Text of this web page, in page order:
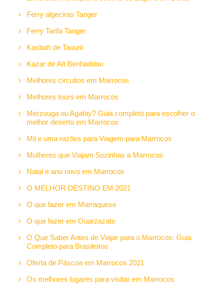
Ferry algeciras Tanger
Ferry Tarifa Tanger
Kasbah de Taourir
Kazar de Aït Benhaddou
Melhores circuitos em Marrocos
Melhores tours em Marrocos
Merzouga ou Agafay? Guia completo para escolher o
melhor deserto em Marrocos
Mil e uma razões para Viagem para Marrocos
Mulheres que Viajam Sozinhas a Marrocos
Natal e ano novo em Marrocos
O MELHOR DESTINO EM 2021
O que fazer em Marraquexe
O que fazer em Ouarzazate
O Que Saber Antes de Viajar para o Marrocos: Guia
Completo para Brasileiros
Oferta de Páscoa em Marrocos 2021
Os melhores lugares para visitar em Marrocos